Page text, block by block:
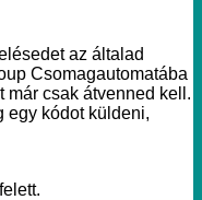
az általad
Csomagautomatába
már csak átvenned kell.
egy kódot küldeni,